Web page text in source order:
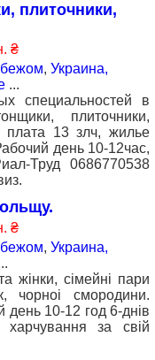
плиточники,
₴
, Украина,
...
специальностей в
плиточники,
плата 13 злч, жилье
день 10-12час,
Труд 0686770538
₴
, Украина,
жінки, сімейні пари
чорноі смородини.
день 10-12 год 6-днів
за свій